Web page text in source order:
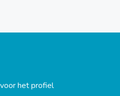
het profiel